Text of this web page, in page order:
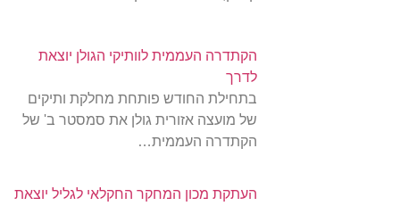
הקתדרה העממית לוותיקי הגולן יוצאת
לדרך
בתחילת החודש פותחת מחלקת ותיקים
של מועצה אזורית גולן את סמסטר ב' של
הקתדרה העממית…
העתקת מכון המחקר החקלאי לגליל יוצאת